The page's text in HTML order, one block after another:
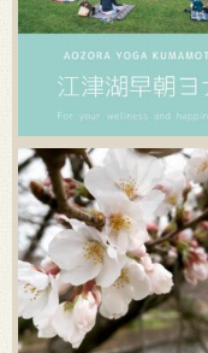
3月 20